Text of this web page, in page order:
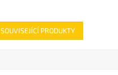
PRODUKTY